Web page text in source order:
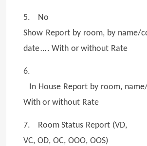
5. No
Show Report by room, by name/
date…. With or without Rate
6.
In House Report by room,
With or without Rate
7. Room Status Report (VD,
VC, OD, OC, OOO, OOS)